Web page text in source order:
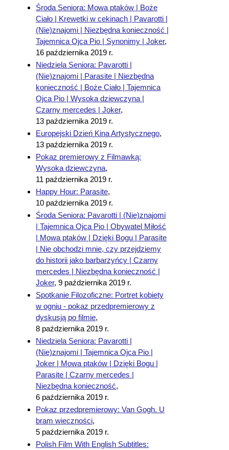
Środa Seniora: Mowa ptaków | Boże
Ciało | Krewetki w cekinach | Pavarotti |
(Nie)znajomi | Niezbędna konieczność |
Tajemnica Ojca Pio | Synonimy | Joker,
16 października 2019 r.
Niedziela Seniora: Pavarotti |
(Nie)znajomi | Parasite | Niezbędna
konieczność | Boże Ciało | Tajemnica
Ojca Pio | Wysoka dziewczyna |
Czarny mercedes | Joker,
13 października 2019 r.
Europejski Dzień Kina Artystycznego,
13 października 2019 r.
Pokaz premierowy z Filmawką:
Wysoka dziewczyna,
11 października 2019 r.
Happy Hour: Parasite,
10 października 2019 r.
Środa Seniora: Pavarotti | (Nie)znajomi
| Tajemnica Ojca Pio | Obywatel Miłość
| Mowa ptaków | Dzięki Bogu | Parasite
| Nie obchodzi mnie, czy przejdziemy
do historii jako barbarzyńcy | Czarny
mercedes | Niezbędna konieczność |
Joker, 9 października 2019 r.
Spotkanie Filozoficzne: Portret kobiety
w ogniu - pokaz przedpremierowy z
dyskusją po filmie,
8 października 2019 r.
Niedziela Seniora: Pavarotti |
(Nie)znajomi | Tajemnica Ojca Pio |
Joker | Mowa ptaków | Dzięki Bogu |
Parasite | Czarny mercedes |
Niezbędna konieczność,
6 października 2019 r.
Pokaz przedpremierowy: Van Gogh. U
bram wieczności,
5 października 2019 r.
Polish Film With English Subtitles: